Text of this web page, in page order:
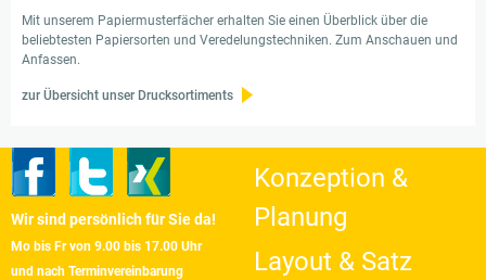
Mit unserem Papiermusterfächer erhalten Sie einen Überblick über die
beliebtesten Papiersorten und Veredelungstechniken. Zum Anschauen und
Anfassen.
zur Übersicht unser Drucksortiments
Konzeption &
Planung
Layout & Satz
Wir sind persönlich für Sie da!
Mo bis Fr von 9.00 bis 17.00 Uhr
und nach Terminvereinbarung